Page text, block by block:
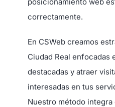
correctamente.
En CSWeb creamos
Ciudad Real enfocadas
destacadas y atraer
interesadas en tus
Nuestro método